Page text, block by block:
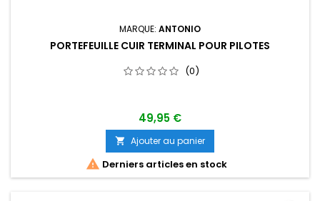
MARQUE: ANTONIO
PORTEFEUILLE CUIR TERMINAL POUR PILOTES
(0)
49,95 €
 Ajouter au panier
 Derniers articles en stock